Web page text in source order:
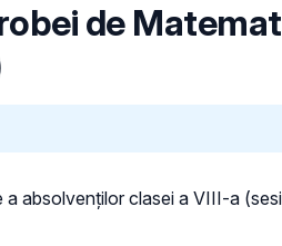
de
a absolvenților clasei a VIII-a